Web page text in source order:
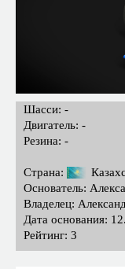
Шасси: -
Двигатель: -
Резина: -
Страна:
Основатель:
Владелец:
Дата основания:
Рейтинг: 3